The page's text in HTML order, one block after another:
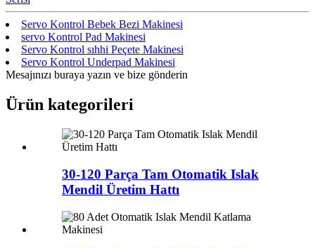
Servo Kontrol Bebek Bezi Makinesi
servo Kontrol Pad Makinesi
Servo Kontrol sıhhi Peçete Makinesi
Servo Kontrol Underpad Makinesi
Mesajınızı buraya yazın ve bize gönderin
Ürün kategorileri
30-120 Parça Tam Otomatik Islak
Mendil Üretim Hattı